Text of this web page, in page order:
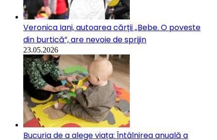
Veronica Iani, autoarea cărții „Bebe. O poveste
din burtică”, are nevoie de sprijin
23.05.2026
Bucuria de a alege viața: Întâlnirea anuală a